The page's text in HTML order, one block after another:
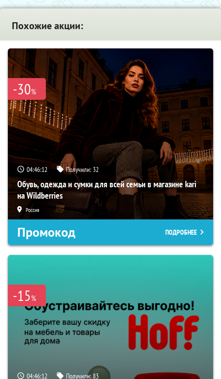
Похожие акции:
-30%
04:46:11 Получили: 32
Обувь, одежда и сумки для всей семьи в магазине kari
на Wildberries
Россия
Промокод ПОДРОБНЕЕ
-15%
04:46:11 Получили:83